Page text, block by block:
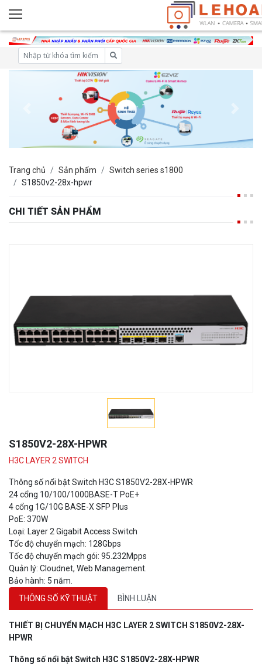
Trang chủ Sản phẩm
Switch series s1800
S1850v2-28x-hpwr
CHI TIẾT SẢN PHẨM
S1850V2-28X-HPWR
H3C LAYER 2 SWITCH
Thông số nổi bật Switch H3C S1850V2-28X-HPWR
24 cổng 10/100/1000BASE-T PoE+
4 cổng 1G/10G BASE-X SFP Plus
PoE: 370W
Loại: Layer 2 Gigabit Access Switch
Tốc độ chuyển mạch: 128Gbps
Tốc độ chuyển mạch gói: 95.232Mpps
Quản lý: Cloudnet, Web Management.
Bảo hành: 5 năm.
THÔNG SỐ KỸ THUẬT
BÌNH LUẬN
THIẾT BỊ CHUYỂN MẠCH H3C LAYER 2 SWITCH S1850V2-28X-
HPWR
Thông số nổi bật Switch H3C S1850V2-28X-HPWR